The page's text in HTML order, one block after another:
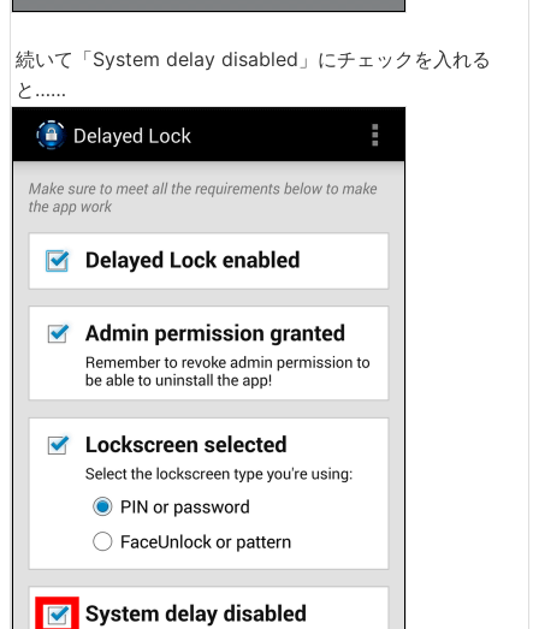
続いて「System delay disabled」にチェックを入れる
と……